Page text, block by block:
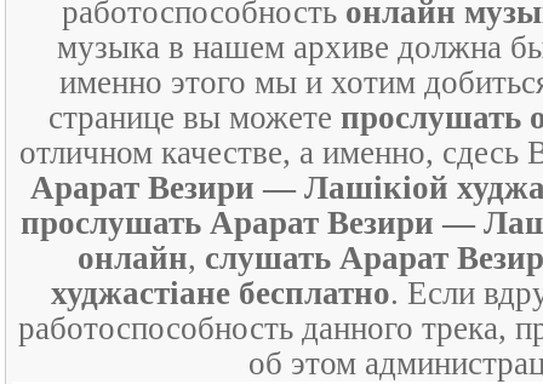
работоспособность онлайн
музыка в нашем архиве должна
именно этого мы и хотим
странице вы можетепрослушать
отличном качестве, а именно,
Арарат Везири — Лашiкiой
прослушать Арарат Везири —
онлайн, слушать Арарат
худжастiане бесплатно. Если
работоспособность данного трека,
об этом